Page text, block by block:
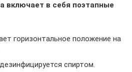
включает в себя поэтапные
горизонтальное положение на
спиртом.